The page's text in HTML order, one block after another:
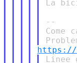
La
--
https://